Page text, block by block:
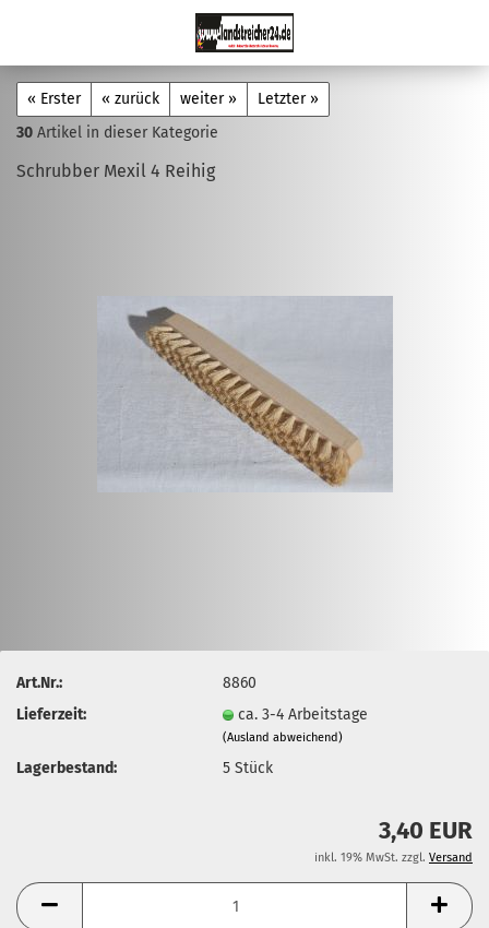
« Erster « zurück weiter »
Letzter »
30 Artikel in dieser Kategorie
Schrubber Mexil 4 Reihig
Art.Nr.:
8860
Lieferzeit:
ca. 3-4 Arbeitstage
(Ausland abweichend)
Lagerbestand: 5Stück
3,40 EUR
inkl. 19% MwSt. zzgl. Versand